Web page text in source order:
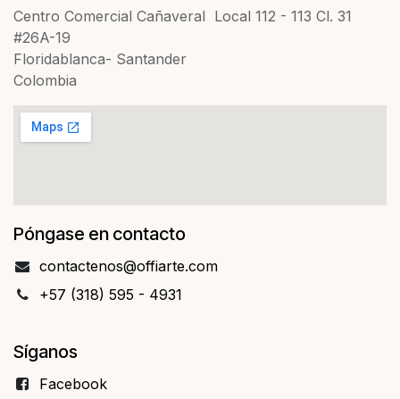
Centro Comercial Cañaveral Local 112 - 113 Cl. 31
#26A-19
Floridablanca- Santander
Colombia
Póngase en contacto
contact​​enos@offiarte.com
+57 (318) 595 - 4931
Síganos
Facebo​​ok